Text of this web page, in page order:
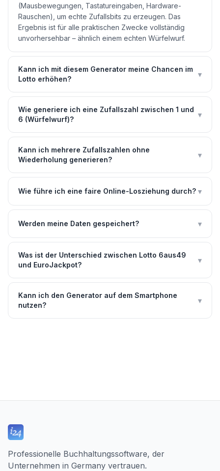
(Mausbewegungen, Tastatureingaben, Hardware-
Rauschen), um echte Zufallsbits zu erzeugen. Das
Ergebnis ist für alle praktischen Zwecke vollständig
unvorhersehbar – ähnlich einem echten Würfelwurf.
Kann ich mit diesem Generator meine Chancen im
Lotto erhöhen?
▾
Wie generiere ich eine Zufallszahl zwischen 1 und
6 (Würfelwurf)?
▾
Kann ich mehrere Zufallszahlen ohne
Wiederholung generieren?
▾
Wie führe ich eine faire Online-Losziehung durch? ▾
Werden meine Daten gespeichert? ▾
Was ist der Unterschied zwischen Lotto 6aus49
und EuroJackpot?
▾
Kann ich den Generator auf dem Smartphone
nutzen?
▾
Professionelle Buchhaltungssoftware, der
Unternehmen in Germany vertrauen.